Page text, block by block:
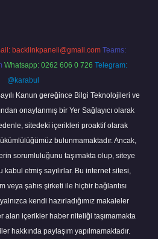
backlinkpaneli@gmail.com Teams:
Whatsapp: 0262 606 0 726 Telegram:
@karabul
Kanun gereğince Bilgi Teknolojileri ve
onaylanmış bir Yer Sağlayıcı olarak
sitedeki içerikleri proaktif olarak
bulunmamaktadır. Ancak,
sorumluluğunu taşımakta olup, siteye
etmiş sayılırlar. Bu internet sitesi,
veya şahıs şirketi ile hiçbir bağlantısı
kendi hazırladığımız makaleler
alan içerikler haber niteliği taşımamakta
hakkında paylaşım yapılmamaktadır.